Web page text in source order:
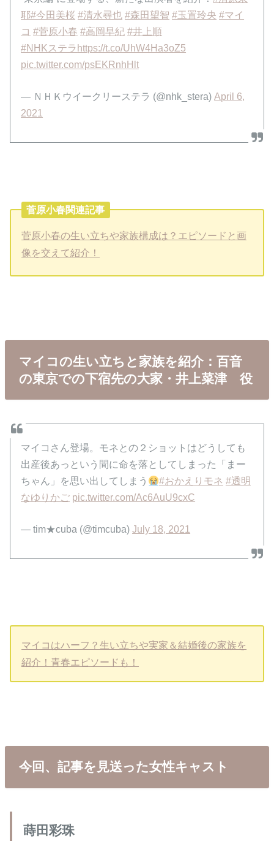
耶#今田美桜 #清水尋也 #森田望智 #玉置玲央 #マイ
コ #菅原小春 #高岡早紀 #井上順
#NHKステラ https://t.co/UhW4Ha3oZ5
pic.twitter.com/psEKRnhHlt
— ＮＨＫウイークリーステラ (@nhk_stera)April 6,
2021
菅原小春関連記事
菅原小春の生い立ちや家族構成は？エピソードと画
像を交えて紹介！
マイコの生い立ちと家族を紹介：百音
の東京での下宿先の大家・井上菜津 役
マイコさん登場。モネとの２ショットはどうしても
出産後あっという間に命を落としてしまった「まー
ちゃん」を思い出してしまう
#おかえりモネ #透明
なゆりかご pic.twitter.com/Ac6AuU9cxC
— tim★cuba (@timcuba)July 18, 2021
マイコはハーフ？生い立ちや実家＆結婚後の家族を
紹介！青春エピソードも！
今回、記事を見送った女性キャスト
蒔田彩珠